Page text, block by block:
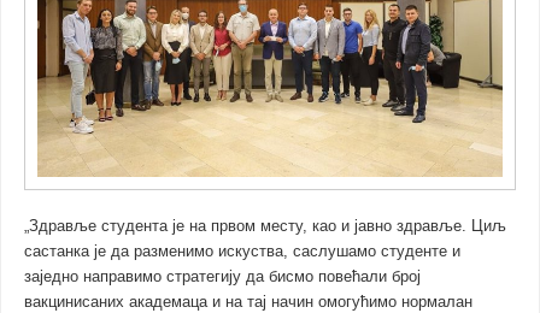
„Здравље студента је на првом месту, као и јавно здравље. Циљ
састанка је да разменимо искуства, саслушамо студенте и
заједно направимо стратегију да бисмо повећали број
вакцинисаних академаца и на тај начин омогућимо нормалан